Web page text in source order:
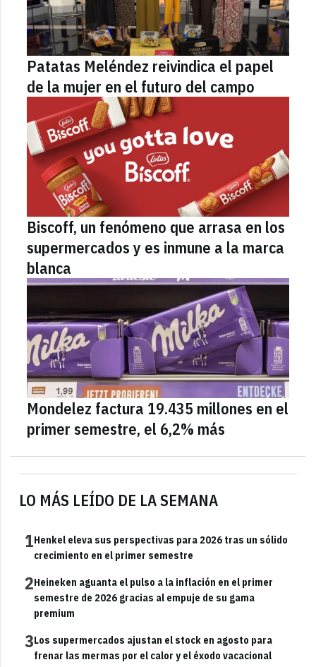
LO MÁS LEÍDO DE LA SEMANA
1Henkel eleva sus perspectivas para 2026 tras un sólido
crecimiento en el primer semestre
2Heineken aguanta el pulso a la inflación en el primer
semestre de 2026 gracias al empuje de su gama
premium
3Los supermercados ajustan el stock en agosto para
frenar las mermas por el calor y el éxodo vacacional
Patatas Meléndez reivindica el papel
de la mujer en el futuro del campo
Biscoff, un fenómeno que arrasa en los
supermercados y es inmune a la marca
blanca
Mondelez factura 19.435 millones en el
primer semestre, el 6,2% más